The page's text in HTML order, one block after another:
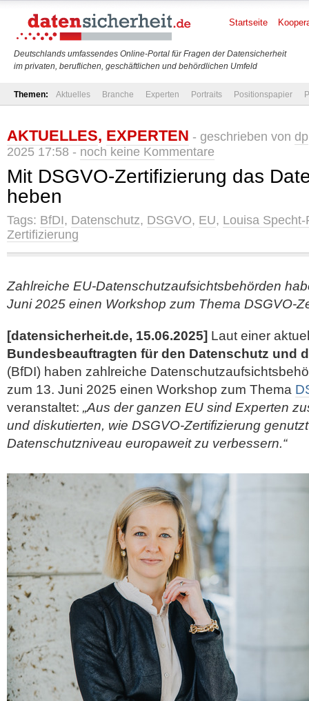
Deutschlands umfassendes Online-Portal für Fragen der Datensicherheit
im privaten, beruflichen, geschäftlichen und behördlichen Umfeld
Startseite
Themen: Aktuelles Branche Experten Portraits Positionspapier
AKTUELLES, EXPERTEN - geschrieben von dp
2025 17:58 - noch keine Kommentare
Mit DSGVO-Zertifizierung das
heben
Tags: BfDI, Datenschutz, DSGVO, EU, Louisa
Zertifizierung
Zahlreiche EU-Datenschutzaufsichtsbehörden
Juni 2025 einen Workshop zum Thema DSGVO-
[datensicherheit.de, 15.06.2025] Laut einer
Bundesbeauftragten für den Datenschutz und
(BfDI) haben zahlreiche
zum 13. Juni 2025 einen Workshop zum Thema
veranstaltet: „Aus der ganzen EU sind Experten
und diskutierten, wie DSGVO-Zertifizierung
Datenschutzniveau europaweit zu verbessern.“